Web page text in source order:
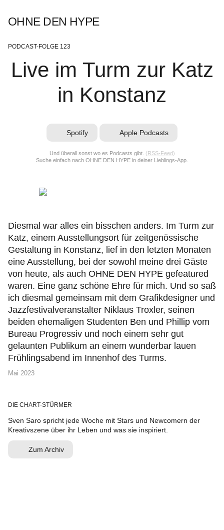
OHNE DEN HYPE
PODCAST-FOLGE 123
Live im Turm zur Katz
in Konstanz
Spotify Apple Podcasts
Und überall sonst wo es Podcasts gibt. ( RSS-Feed)
Suche einfach nach OHNE DEN HYPE in deiner Lieblings-App.
Diesmal war alles ein bisschen anders. Im Turm zur
Katz, einem Ausstellungsort für zeitgenössische
Gestaltung in Konstanz, lief in den letzten Monaten
eine Ausstellung, bei der sowohl meine drei Gäste
von heute, als auch OHNE DEN HYPE gefeatured
waren. Eine ganz schöne Ehre für mich. Und so saß
ich diesmal gemeinsam mit dem Grafikdesigner und
Jazzfestivalveranstalter Niklaus Troxler, seinen
beiden ehemaligen Studenten Ben und Phillip vom
Bureau Progressiv und noch einem sehr gut
gelaunten Publikum an einem wunderbar lauen
Frühlingsabend im Innenhof des Turms.
Mai 2023
DIE CHART-STÜRMER
Sven Saro spricht jede Woche mit Stars und Newcomern der
Kreativszene über ihr Leben und was sie inspiriert.
Zum Archiv